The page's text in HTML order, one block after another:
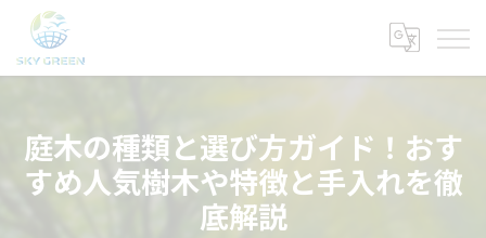
庭木の種類と選び方ガイド！おす
すめ人気樹木や特徴と手入れを徹
底解説